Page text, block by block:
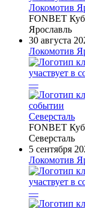
Локомотив
FONBET
Ярославль
30 августа
Локомотив
—
Северсталь
FONBET
Северсталь
5 сентября
Локомотив
—